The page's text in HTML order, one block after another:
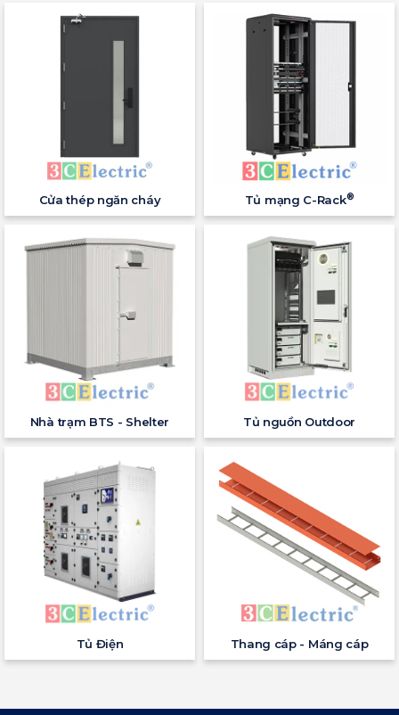
Cửa thép ngăn cháy Tủ mạng C-Rack®
Nhà trạm BTS - Shelter Tủ nguồn Outdoor
Tủ Điện Thang cáp - Máng cáp